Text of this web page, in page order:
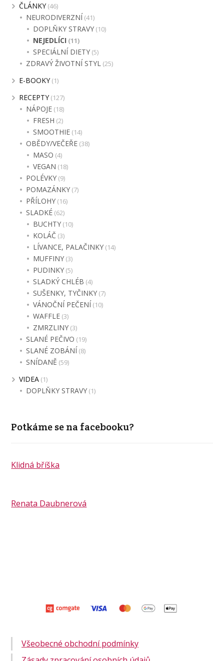
ČLÁNKY(46)
NEURODIVERZNÍ (41)
DOPLŇKY STRAVY (10)
NEJEDLÍCI (11)
SPECIÁLNÍ DIETY (5)
ZDRAVÝ ŽIVOTNÍ STYL (25)
E-BOOKY(1)
RECEPTY(127)
NÁPOJE (18)
FRESH (2)
SMOOTHIE (14)
OBĚDY/VEČEŘE (38)
MASO (4)
VEGAN (18)
POLÉVKY (9)
POMAZÁNKY (7)
PŘÍLOHY (16)
SLADKÉ (62)
BUCHTY (10)
KOLÁČ (3)
LÍVANCE, PALAČINKY (14)
MUFFINY (3)
PUDINKY (5)
SLADKÝ CHLÉB (4)
SUŠENKY, TYČINKY (7)
VÁNOČNÍ PEČENÍ (10)
WAFFLE (3)
ZMRZLINY (3)
SLANÉ PEČIVO (19)
SLANÉ ZOBÁNÍ (8)
SNÍDANĚ (59)
VIDEA (1)
DOPLŇKY STRAVY (1)
Potkáme se na facebooku?
Klidná bříška
Renata Daubnerová
Všeobecné obchodní podmínky